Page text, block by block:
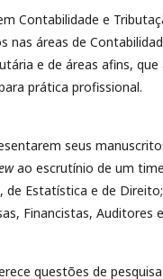
Contabilidade e
áreas de
e de áreas afins,
prática profissional.
seus
ao escrutínio de um
de Estatística e de
Financistas, Auditores
questões de